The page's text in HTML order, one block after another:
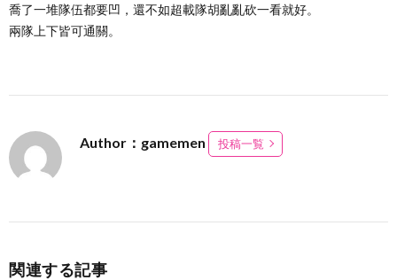
喬了一堆隊伍都要凹，還不如超載隊胡亂亂砍一看就好。
兩隊上下皆可通關。
Author：gamemen 投稿一覧
関連する記事